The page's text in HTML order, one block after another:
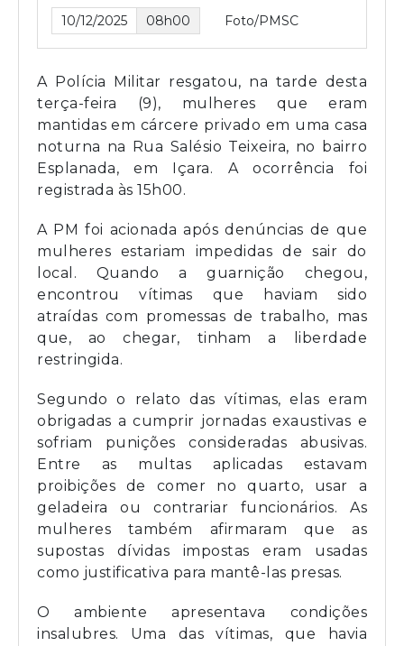
10/12/2025 08h00 Foto/PMSC
A Polícia Militar resgatou, na tarde desta
terça-feira (9), mulheres que eram
mantidas em cárcere privado em uma casa
noturna na Rua Salésio Teixeira, no bairro
Esplanada, em Içara. A ocorrência foi
registrada às 15h00.
A PM foi acionada após denúncias de que
mulheres estariam impedidas de sair do
local. Quando a guarnição chegou,
encontrou vítimas que haviam sido
atraídas com promessas de trabalho, mas
que, ao chegar, tinham a liberdade
restringida.
Segundo o relato das vítimas, elas eram
obrigadas a cumprir jornadas exaustivas e
sofriam punições consideradas abusivas.
Entre as multas aplicadas estavam
proibições de comer no quarto, usar a
geladeira ou contrariar funcionários. As
mulheres também afirmaram que as
supostas dívidas impostas eram usadas
como justificativa para mantê-las presas.
O ambiente apresentava condições
insalubres. Uma das vítimas, que havia